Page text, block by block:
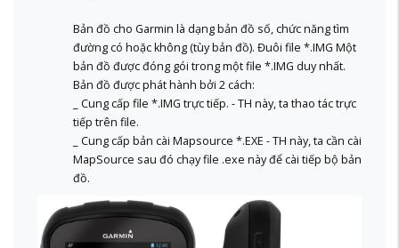
Bản đồ cho Garmin là dạng bản đồ số, chức năng tìm
đường có hoặc không (tùy bản đồ). Đuôi file *.IMG Một
bản đồ được đóng gói trong một file *.IMG duy nhất.
Bản đồ được phát hành bởi 2 cách:
_ Cung cấp file *.IMG trực tiếp. - TH này, ta thao tác trực
tiếp trên file.
_ Cung cấp bản cài Mapsource *.EXE - TH này, ta cần cài
MapSource sau đó chạy file .exe này để cài tiếp bộ bản
đồ.